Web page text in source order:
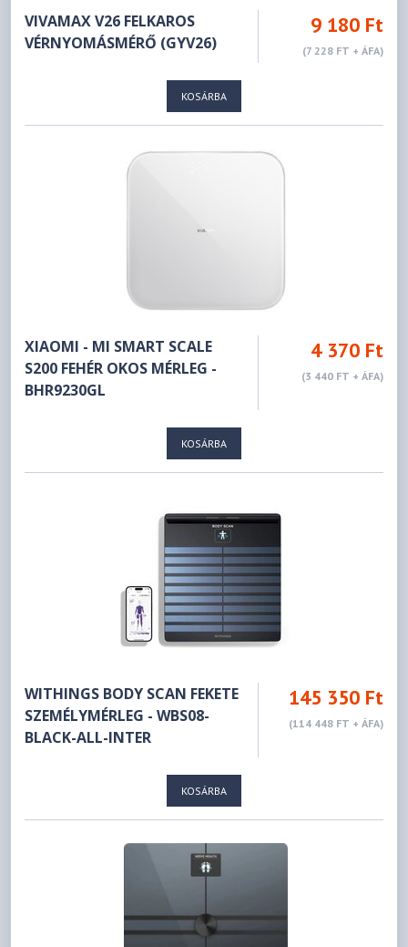
VIVAMAX V26 FELKAROS
VÉRNYOMÁSMÉRŐ (GYV26)
9 180 Ft
(7 228 FT + ÁFA)
KOSÁRBA
XIAOMI - MI SMART SCALE
S200 FEHÉR OKOS MÉRLEG -
BHR9230GL
4 370 Ft
(3 440 FT + ÁFA)
KOSÁRBA
WITHINGS BODY SCAN FEKETE
SZEMÉLYMÉRLEG - WBS08-
BLACK-ALL-INTER
145 350 Ft
(114 448 FT + ÁFA)
KOSÁRBA